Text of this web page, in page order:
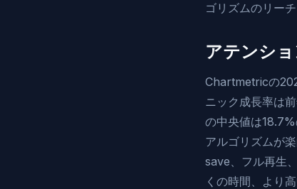
ゴリズムのリー
アテンシ
Chartmetricの
ニック成長率は
の中央値は
アルゴリズムが
save、フル再生
くの時間、より